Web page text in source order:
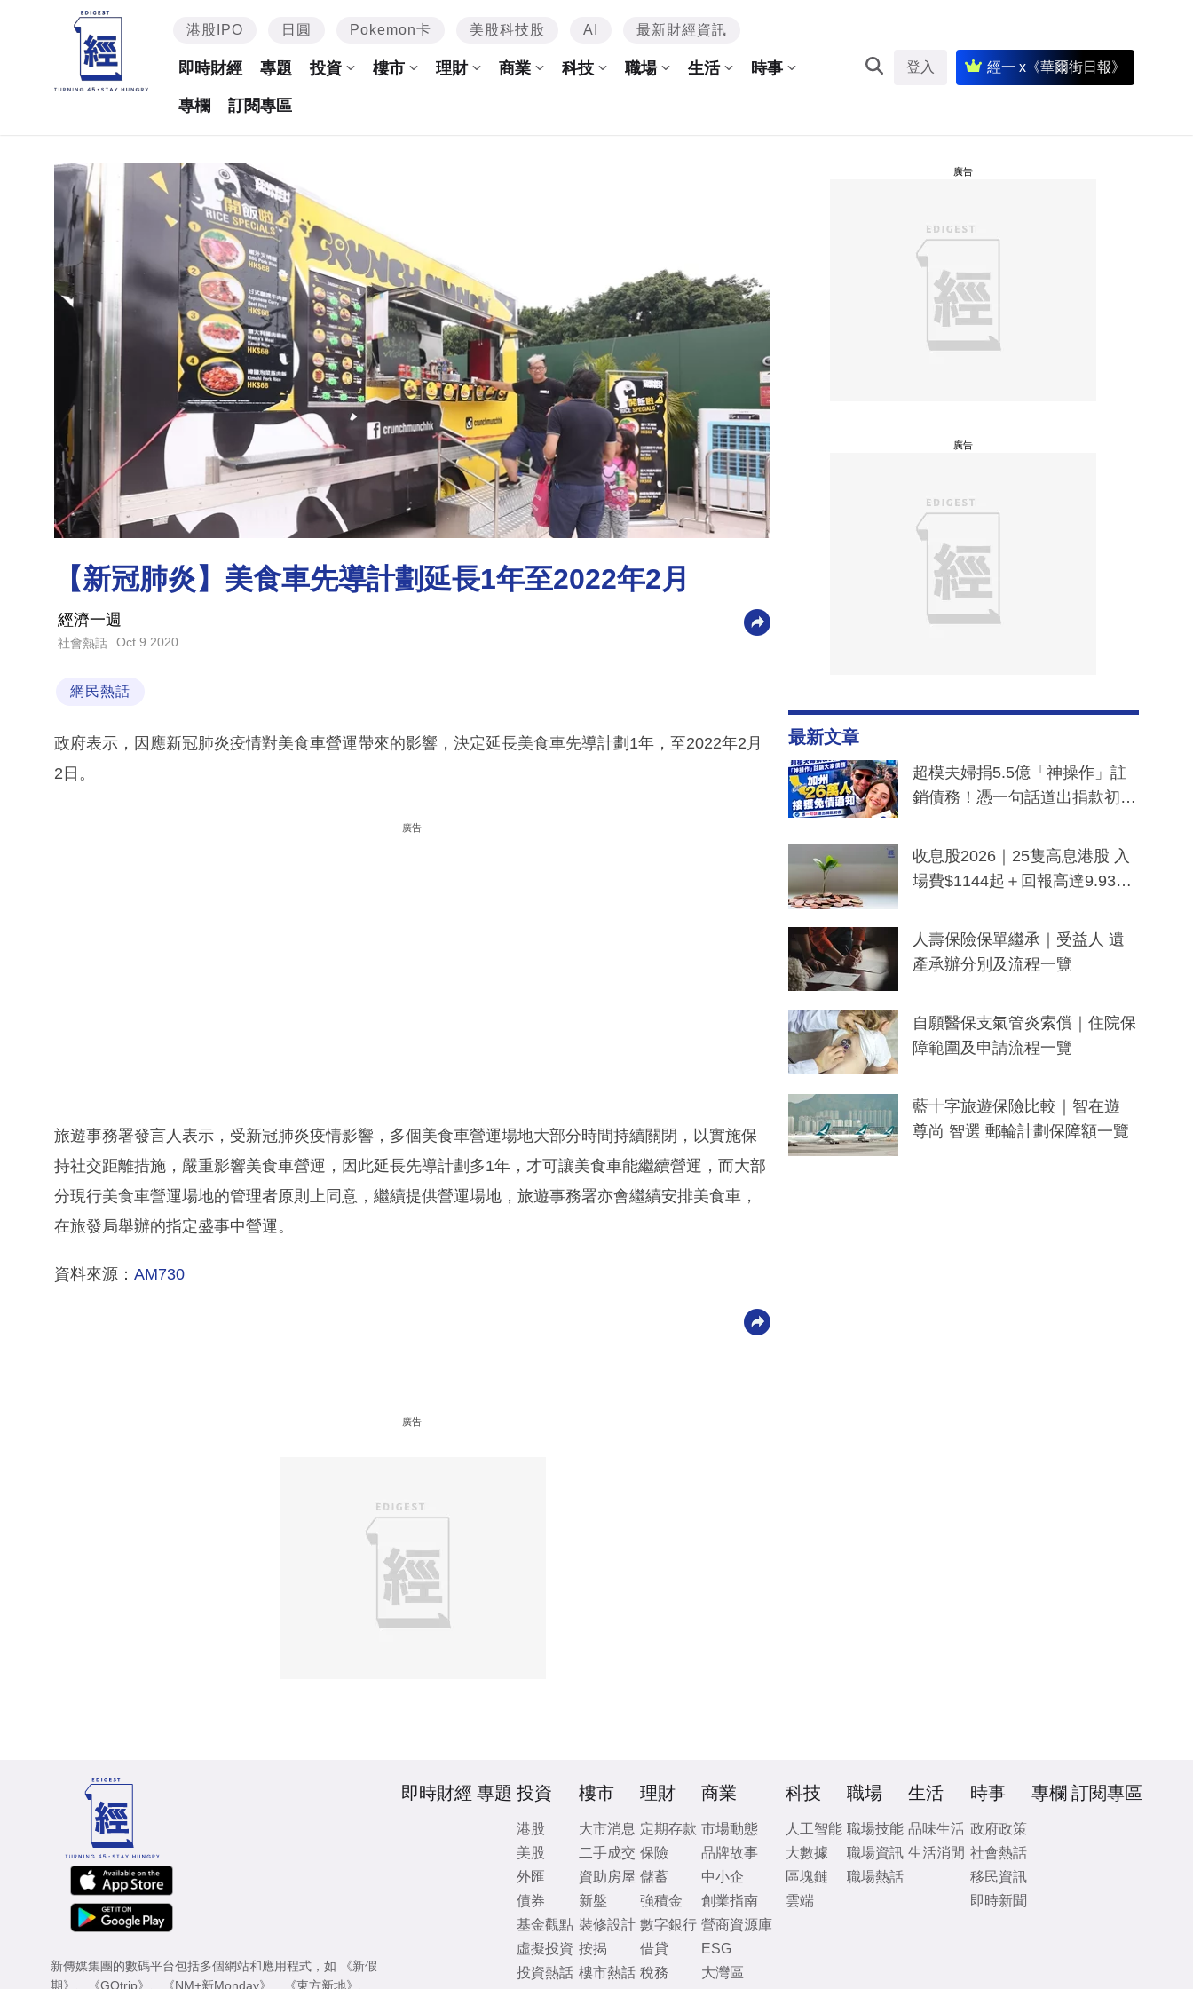
港股IPO 日圓 Pokemon卡 美股科技股 AI 最新財經資訊
即時財經 專題 投資 樓市 理財 商業 科技 職場 生活 時事
專欄 訂閱專區
登入 經一 x《華爾街日報》
【新冠肺炎】美食車先導計劃延長1年至2022年2月
經濟一週
社會熱話 Oct 9 2020
網民熱話
政府表示，因應新冠肺炎疫情對美食車營運帶來的影響，決定延長美食車先導計劃1年，至2022年2月
2日。
廣告
旅遊事務署發言人表示，受新冠肺炎疫情影響，多個美食車營運場地大部分時間持續關閉，以實施保
持社交距離措施，嚴重影響美食車營運，因此延長先導計劃多1年，才可讓美食車能繼續營運，而大部
分現行美食車營運場地的管理者原則上同意，繼續提供營運場地，旅遊事務署亦會繼續安排美食車，
在旅發局舉辦的指定盛事中營運。
資料來源： AM730
廣告
廣告
廣告
最新文章
超模夫婦捐5.5億「神操作」註
銷債務！憑一句話道出捐款初
一度被誤當詐騙手段
收息股2026｜25隻高息港股 入
場費$1144起＋回報高達9.93
人壽保險保單繼承｜受益人 遺
產承辦分別及流程一覽
自願醫保支氣管炎索償｜住院保
障範圍及申請流程一覽
藍十字旅遊保險比較｜智在遊
尊尚 智選 郵輪計劃保障額一覽
新傳媒集團的數碼平台包括多個網站和應用程式，如
《新假
期》
《GOtrip》 《NM+新Monday》 《東方新地》
即時財經 專題 投資
港股
美股
外匯
債券
基金觀點
虛擬投資
投資熱話
樓市
大市消息
二手成交
資助房屋
新盤
裝修設計
按揭
樓市熱話
理財
定期存款
保險
儲蓄
強積金
數字銀行
借貸
稅務
商業
市場動態
品牌故事
中小企
創業指南
營商資源庫
ESG
大灣區
科技
人工智能
大數據
區塊鏈
雲端
職場
職場技能
職場資訊
職場熱話
生活
品味生活
生活消閒
時事
政府政策
社會熱話
移民資訊
即時新聞
專欄 訂閱專區